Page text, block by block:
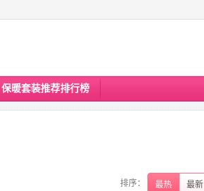
保暖套装推荐排行榜
排序： 最热 最新